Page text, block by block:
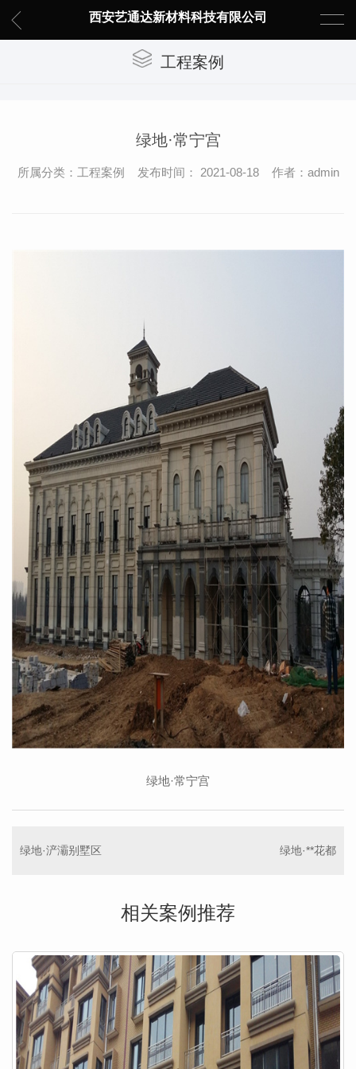
西安艺通达新材料科技有限公司
工程案例
绿地·常宁宫
所属分类：工程案例 发布时间： 2021-08-18 作者：admin
绿地·常宁宫
绿地·浐灞别墅区 绿地·**花都
相关案例推荐